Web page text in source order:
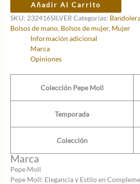
Moll
satén
cristal
Silver
cantidad
Añadir Al Carrito
SKU: 232416SILVER Categorías:
Bolsos de mano, Bolsos de mujer, Mujer
Información adicional
Marca
Opiniones
Colección Pepe Moll
Temporada
Colección
Marca
Pepe Moll
Pepe Moll: Elegancia y Estilo en